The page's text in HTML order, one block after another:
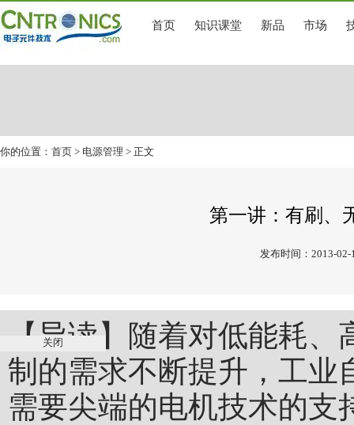
首页 知识课堂 新品 市场
你的位置： 首页 > 电源管理 > 正文
第一讲：有刷、
发布时间：2013-02-
【导读】随着对低能耗
制的需求不断提升，工业
需要尖端的电机技术的支
关闭